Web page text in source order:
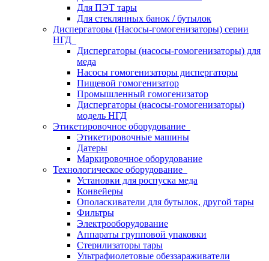
Для ПЭТ тары
Для стеклянных банок / бутылок
Диспергаторы (Насосы-гомогенизаторы) серии
НГД
Диспергаторы (насосы-гомогенизаторы) для
меда
Насосы гомогенизаторы диспергаторы
Пищевой гомогенизатор
Промышленный гомогенизатор
Диспергаторы (насосы-гомогенизаторы)
модель НГД
Этикетировочное оборудование
Этикетировочные машины
Датеры
Маркировочное оборудование
Технологическое оборудование
Установки для роспуска меда
Конвейеры
Ополаскиватели для бутылок, другой тары
Фильтры
Электрооборудование
Аппараты групповой упаковки
Стерилизаторы тары
Ультрафиолетовые обеззараживатели